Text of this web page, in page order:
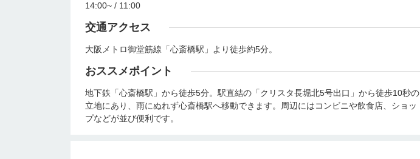
14:00~ / 11:00
交通アクセス
大阪メトロ御堂筋線「心斎橋駅」より徒歩約5分。
おススメポイント
地下鉄「心斎橋駅」から徒歩5分。駅直結の「クリスタ長堀北5号出口」から徒歩10秒の
立地にあり、雨にぬれず心斎橋駅へ移動できます。周辺にはコンビニや飲食店、ショッ
プなどが並び便利です。